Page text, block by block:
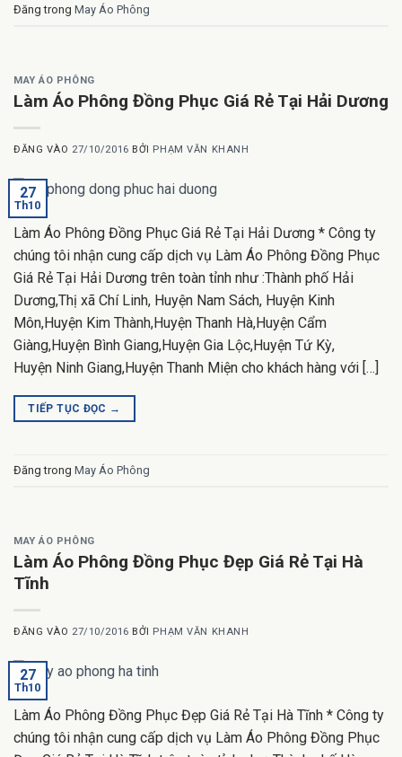
Đăng trong May Áo Phông
MAY ÁO PHÔNG
Làm Áo Phông Đồng Phục Giá Rẻ Tại Hải Dương
ĐĂNG VÀO 27/10/2016 BỞI PHẠM VĂN KHANH
27
Th10
Làm Áo Phông Đồng Phục Giá Rẻ Tại Hải Dương * Công ty
chúng tôi nhận cung cấp dịch vụ Làm Áo Phông Đồng Phục
Giá Rẻ Tại Hải Dương trên toàn tỉnh như :Thành phố Hải
Dương,Thị xã Chí Linh, Huyện Nam Sách, Huyện Kinh
Môn,Huyện Kim Thành,Huyện Thanh Hà,Huyện Cẩm
Giàng,Huyện Bình Giang,Huyện Gia Lộc,Huyện Tứ Kỳ,
Huyện Ninh Giang,Huyện Thanh Miện cho khách hàng với […]
TIẾP TỤC ĐỌC →
Đăng trong May Áo Phông
MAY ÁO PHÔNG
Làm Áo Phông Đồng Phục Đẹp Giá Rẻ Tại Hà
Tĩnh
ĐĂNG VÀO 27/10/2016 BỞI PHẠM VĂN KHANH
27
Th10
Làm Áo Phông Đồng Phục Đẹp Giá Rẻ Tại Hà Tĩnh * Công ty
chúng tôi nhận cung cấp dịch vụ Làm Áo Phông Đồng Phục